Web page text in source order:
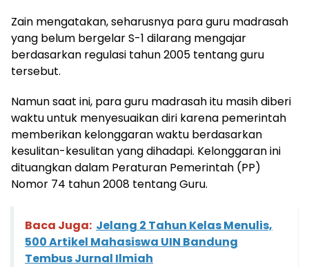
Zain mengatakan, seharusnya para guru madrasah
yang belum bergelar S-1 dilarang mengajar
berdasarkan regulasi tahun 2005 tentang guru
tersebut.
Namun saat ini, para guru madrasah itu masih diberi
waktu untuk menyesuaikan diri karena pemerintah
memberikan kelonggaran waktu berdasarkan
kesulitan-kesulitan yang dihadapi. Kelonggaran ini
dituangkan dalam Peraturan Pemerintah (PP)
Nomor 74 tahun 2008 tentang Guru.
Baca Juga: Jelang 2 Tahun Kelas Menulis,
500 Artikel Mahasiswa UIN Bandung
Tembus Jurnal Ilmiah